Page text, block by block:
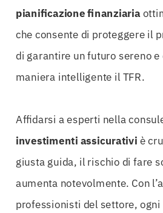
pianificazione finanziaria
che consente di proteggere il
di garantire un futuro sereno
maniera intelligente il TFR.
Affidarsi a esperti nella
investimenti assicurativi è
giusta guida, il rischio di fare
aumenta notevolmente. Con
professionisti del settore,